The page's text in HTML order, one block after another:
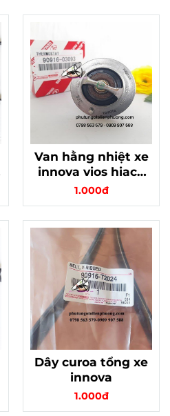
Van hằng nhiệt xe
innova vios hiace
yarris chính hãng
1.000đ
Dây curoa tổng xe
innova
1.000đ